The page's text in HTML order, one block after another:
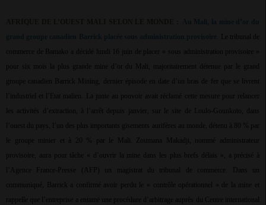
. Le tribunal de
commerce de Bamako a décidé lundi 16 juin de placer « sous administration provisoire »
pour six mois la plus grande mine d’or du Mali, majoritairement détenue par le grand
groupe canadien Barrick Mining, dernier épisode en date d’un bras de fer que se livrent
l’industriel et l’Etat malien. La junte au pouvoir avait réclamé cette mesure pour relancer
les activités d’extraction, à l’arrêt depuis janvier, sur le site de Loulo-Gounkoto, dans
l’ouest du pays, l’un des plus importants gisements aurifères au monde, détenu à 80 % par
le groupe minier et à 20 % par le Mali. Zoumana Makadji, nommé administrateur
provisoire, aura pour tâche « d’ouvrir la mine dans les plus brefs délais », a précisé à
l’Agence France-Presse (AFP) un magistrat du tribunal de commerce. Dans un
communiqué, Barrick a confirmé avoir perdu le « contrôle opérationnel » de la mine et
rappelle que l’entreprise a entamé une procédure d’arbitrage auprès du Centre international